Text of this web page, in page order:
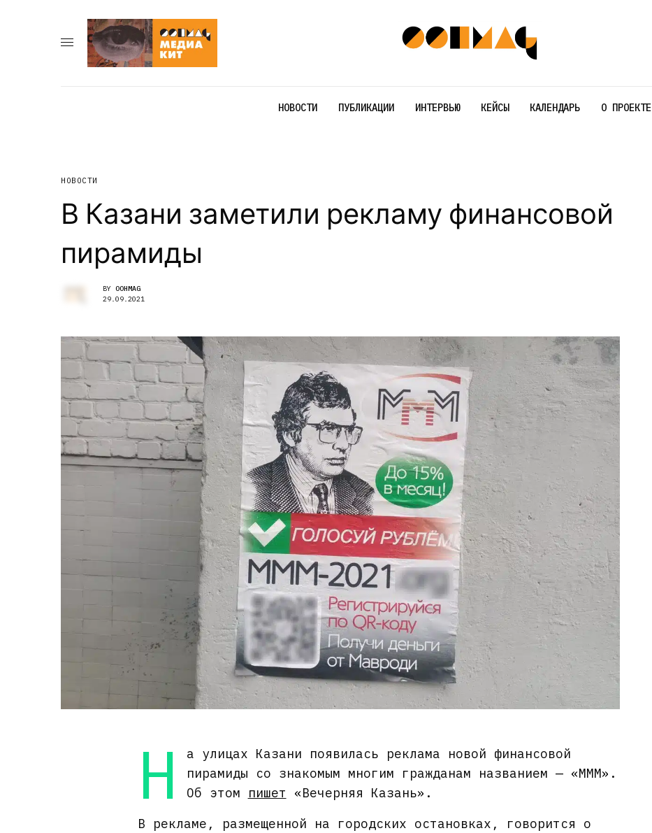
НОВОСТИ ПУБЛИКАЦИИ ИНТЕРВЬЮ КЕЙСЫ КАЛЕНДАРЬ О ПРОЕКТЕ
НОВОСТИ
В Казани заметили рекламу финансовой
пирамиды
BY OOHMAG
29.09.2021
Н
а улицах Казани появилась реклама новой финансовой
пирамиды со знакомым многим гражданам названием — «МММ».
Об этом
пишет «Вечерняя Казань».
В рекламе, размещенной на городских остановках, говорится о